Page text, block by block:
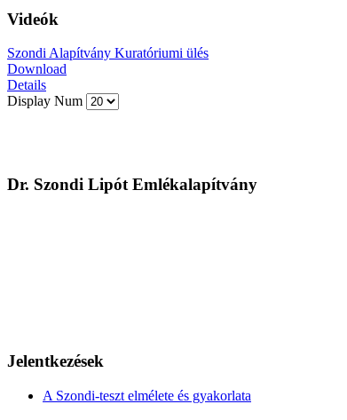
Videók
Szondi Alapítvány Kuratóriumi ülés
Download
Details
Display Num
Dr. Szondi Lipót Emlékalapítvány
Jelentkezések
A Szondi-teszt elmélete és gyakorlata